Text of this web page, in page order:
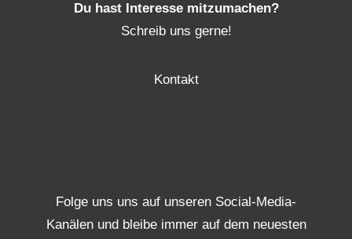
Du hast Interesse mitzumachen?
Schreib uns gerne!
Kontakt
Folge uns uns auf unseren Social-Media-
Kanälen und bleibe immer auf dem neuesten